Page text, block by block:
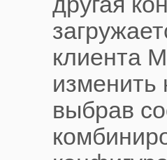
клиента
выбрав